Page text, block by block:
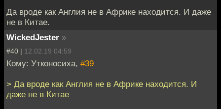
Да вроде как Англия не в Африке находится. И даже
не в Китае.
WickedJester »
#40 | 12.02.19 04:59
Кому: Утконосиха, #39
> Да вроде как Англия не в Африке находится. И
даже не в Китае